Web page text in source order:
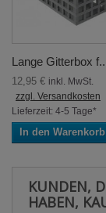
Lange Gitterbox
12,95 € inkl. MwSt.
zzgl. Versandkosten
Lieferzeit: 4-5 Tage*
In den Warenkorb
KUNDEN,
HABEN,